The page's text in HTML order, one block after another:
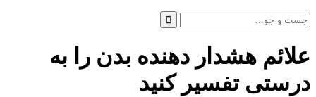
جست
و
برای:
علائم هشدار دهنده بدن را به
درستی تفسیر کنید